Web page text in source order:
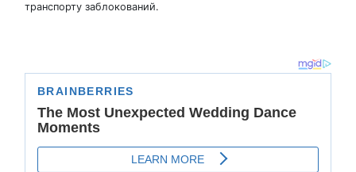
транспорту заблокований.